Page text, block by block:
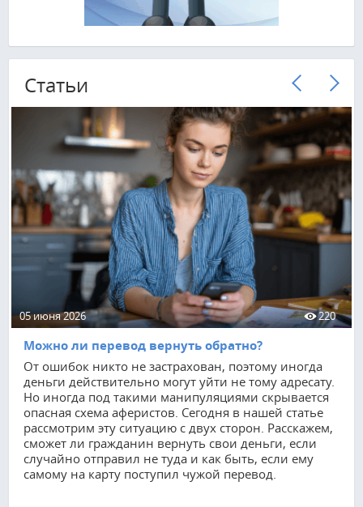
Cтатьи
05 июня 2026 220
Можно ли перевод вернуть обратно?
От ошибок никто не застрахован, поэтому иногда
деньги действительно могут уйти не тому адресату.
Но иногда под такими манипуляциями скрывается
опасная схема аферистов. Сегодня в нашей статье
рассмотрим эту ситуацию с двух сторон. Расскажем,
сможет ли гражданин вернуть свои деньги, если
случайно отправил не туда и как быть, если ему
самому на карту поступил чужой перевод.